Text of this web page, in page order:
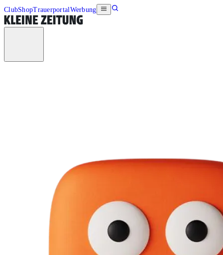
ClubShopTrauerportalWerbung